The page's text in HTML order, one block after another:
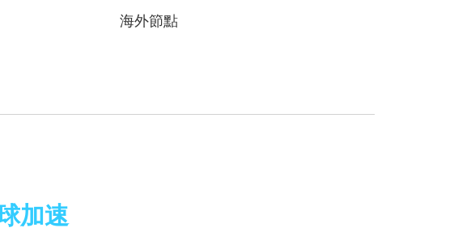
海外節點
加速